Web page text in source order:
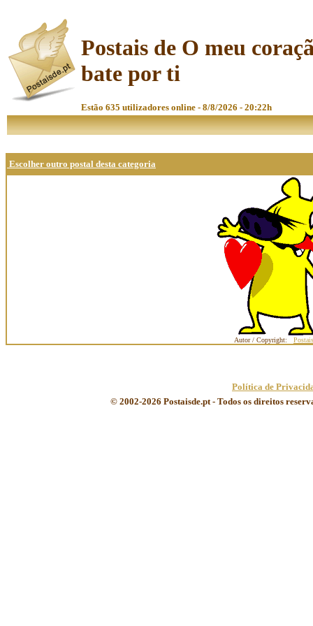
Postais de O meu
bate por ti
Estão 635 utilizadores online - 8/8/2026 - 20:22h
Escolher outro postal desta categoria
Autor / Copyright:
Política de
© 2002-2026 Postaisde.pt - Todos os direitos